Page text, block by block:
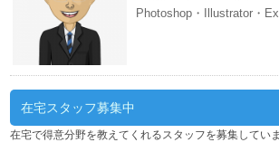
Photoshop・Illustrator・
在宅スタッフ募集中
在宅で得意分野を教えてくれるスタッフを募集していま